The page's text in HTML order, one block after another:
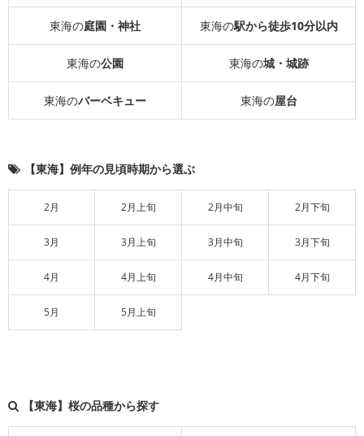
東海の庭園・神社 東海の駅から徒歩10分以内
東海の公園 東海の城・城跡
東海のバーベキュー 東海の屋台
【東海】例年の見頃時期から選ぶ
2月 2月上旬 2月中旬 2月下旬
3月 3月上旬 3月中旬 3月下旬
4月 4月上旬 4月中旬 4月下旬
5月 5月上旬
【東海】桜の品種から探す